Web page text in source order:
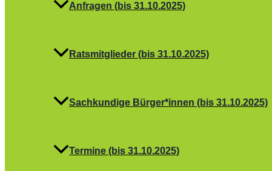
Anfragen (bis 31.10.2025)
Ratsmitglieder (bis 31.10.2025)
Sachkundige Bürger*innen (bis 31.10.2025)
Termine (bis 31.10.2025)